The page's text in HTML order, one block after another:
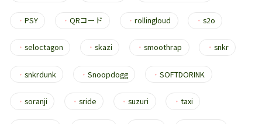
・ PSY ・QRコード ・rollingloud ・ s2o
・ seloctagon ・skazi ・smoothrap ・ snkr
・ snkrdunk ・Snoopdogg ・SOFTDORINK
・ soranji ・sride ・suzuri ・ taxi